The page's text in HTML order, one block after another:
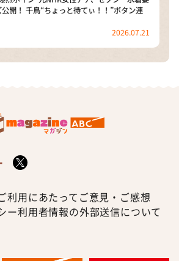
開！ 千鳥“ちょっと待てぃ！！”ボタン連
2026.07.21
利用にあたって ご意見・ご感想
ー利用者情報の外部送信について